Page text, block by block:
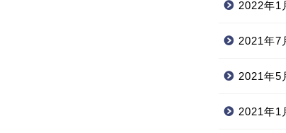
2022年1
2021年7
2021年5
2021年1